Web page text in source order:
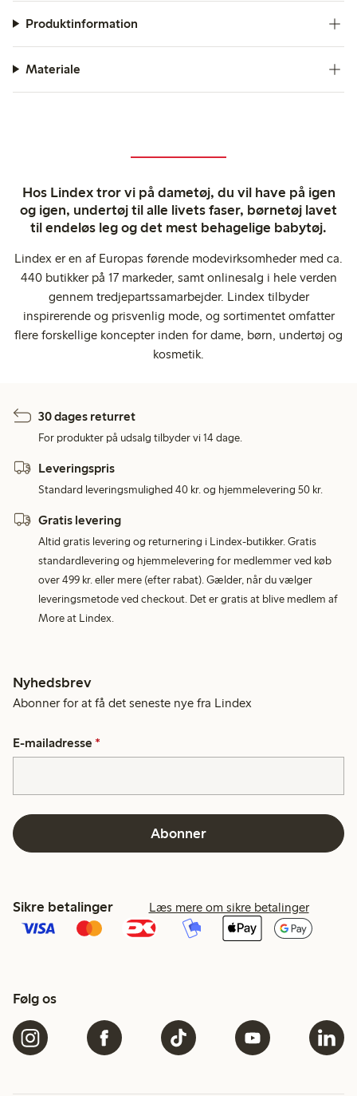
Produktinformation
Materiale
Hos Lindex tror vi på dametøj, du vil have på igen
og igen, undertøj til alle livets faser, børnetøj lavet
til endeløs leg og det mest behagelige babytøj.
Lindex er en af Europas førende modevirksomheder med ca.
440 butikker på 17 markeder, samt onlinesalg i hele verden
gennem tredjepartssamarbejder. Lindex tilbyder
inspirerende og prisvenlig mode, og sortimentet omfatter
flere forskellige koncepter inden for dame, børn, undertøj og
kosmetik.
30 dages returret
For produkter på udsalg tilbyder vi 14 dage.
Leveringspris
Standard leveringsmulighed 40 kr. og hjemmelevering 50 kr.
Gratis levering
Altid gratis levering og returnering i Lindex-butikker. Gratis
standardlevering og hjemmelevering for medlemmer ved køb
over 499 kr. eller mere (efter rabat). Gælder, når du vælger
leveringsmetode ved checkout. Det er gratis at blive medlem af
More at Lindex.
Nyhedsbrev
Abonner for at få det seneste nye fra Lindex
E-mailadresse *
Abonner
Sikre betalinger Læs mere om sikre betalinger
Følg os